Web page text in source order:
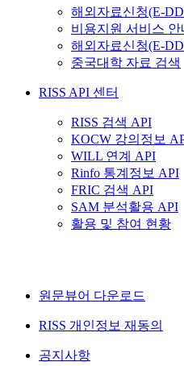
해외자료신청(E-
비용지원 서비스 안
해외자료신청(E-
중국대학 자료 검색
RISS API 센터
RISS 검색 API
KOCW 강의정보
WILL 연계 API
Rinfo 통계정보 API
FRIC 검색 API
SAM 분석활용 API
활용 및 참여 현황
원문뷰어 다운로드
RISS 개인정보 재동의
공지사항